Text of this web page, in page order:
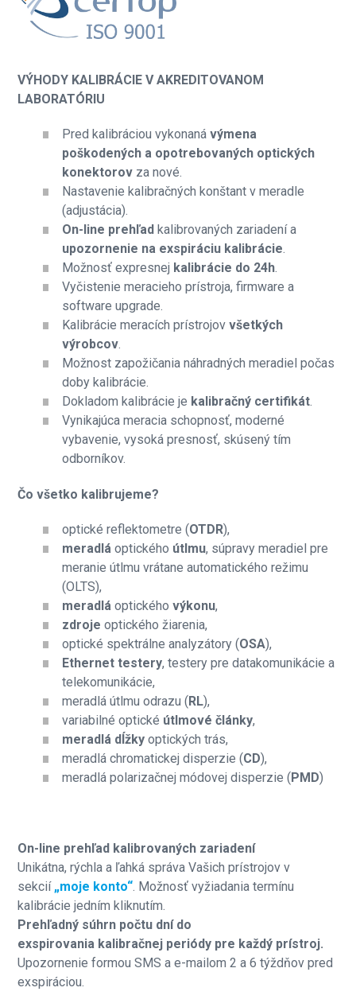
VÝHODY KALIBRÁCIE V AKREDITOVANOM
LABORATÓRIU
Pred kalibráciou vykonanávýmena
poškodených a opotrebovaných optických
konektorov za nové.
Nastavenie kalibračných konštant v meradle
(adjustácia).
On-line prehľad kalibrovaných zariadení a
upozornenie na exspiráciu kalibrácie.
Možnosť expresnej kalibrácie do 24h.
Vyčistenie meracieho prístroja, firmware a
software upgrade.
Kalibrácie meracích prístrojovvšetkých
výrobcov.
Možnost zapožičania náhradných meradiel počas
doby kalibrácie.
Dokladom kalibrácie je kalibračný certifikát.
Vynikajúca meracia schopnosť, moderné
vybavenie, vysoká presnosť, skúsený tím
odborníkov.
Čo všetko kalibrujeme?
optické reflektometre (OTDR),
meradlá optického útlmu, súpravy meradiel pre
meranie útlmu vrátane automatického režimu
(OLTS),
meradlá optickéhovýkonu,
zdroje optického žiarenia,
optické spektrálne analyzátory (OSA),
Ethernet testery, testery pre datakomunikácie a
telekomunikácie,
meradlá útlmu odrazu (RL),
variabilné optické útlmové články,
meradlá dĺžky optických trás,
meradlá chromatickej disperzie (CD),
meradlá polarizačnej módovej disperzie (PMD)
On-line prehľad kalibrovaných zariadení
Unikátna, rýchla a ľahká správa Vašich prístrojov v
sekcií „moje konto“ . Možnosť vyžiadania termínu
kalibrácie jedním kliknutím.
Prehľadný súhrn počtu dní do
exspirovania kalibračnej periódy pre každý prístroj.
Upozornenie formou SMS a e-mailom 2 a 6 týždňov pred
exspiráciou.